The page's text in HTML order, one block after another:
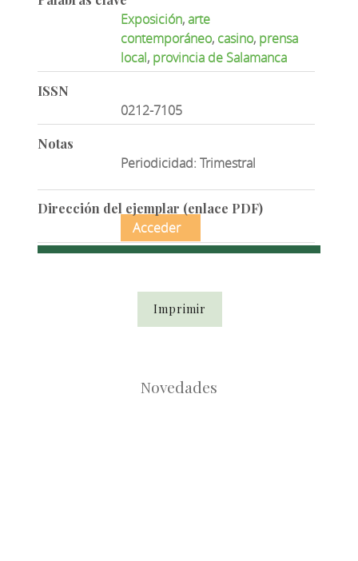
Exposición,arte
contemporáneo, casino, prensa
local, provincia de Salamanca
ISSN
0212-7105
Notas
Periodicidad: Trimestral
Dirección del ejemplar (enlace PDF)
Acceder
Imprimir
Novedades